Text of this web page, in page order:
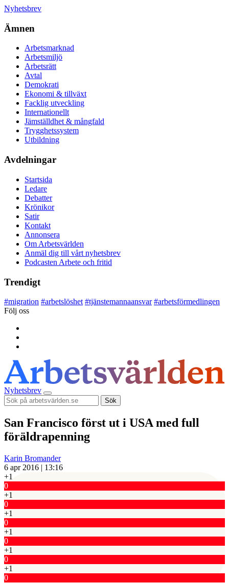
Nyhetsbrev
Ämnen
Arbetsmarknad
Arbetsmiljö
Arbetsrätt
Avtal
Demokrati
Ekonomi & tillväxt
Facklig utveckling
Internationellt
Jämställdhet & mångfald
Trygghetssystem
Utbildning
Avdelningar
Startsida
Ledare
Debatter
Krönikor
Satir
Kontakt
Annonsera
Om Arbetsvärlden
Anmäl dig till vårt nyhetsbrev
Podcasten Arbete och fritid
Trendigt
#migration #arbetslöshet #tjänstemannaansvar #arbetsförmedlingen
Följ oss
Nyhetsbrev
Sök
San Francisco först ut i USA med full
föräldrapenning
Karin Bromander
6 apr 2016 | 13:16
+1
0
+1
0
+1
0
+1
0
+1
0
+1
0